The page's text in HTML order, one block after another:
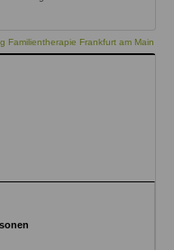
Familientherapie Frankfurt am Main